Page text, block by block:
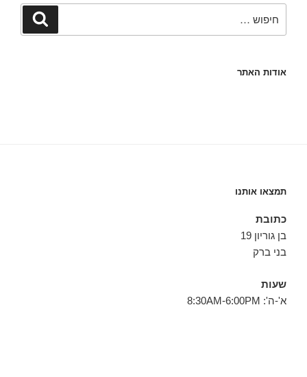
חיפוש
אודות האתר
תמצאו אותנו
כתובת
בן גוריון 19
בני ברק
שעות
א'-ה': 8:30AM-6:00PM